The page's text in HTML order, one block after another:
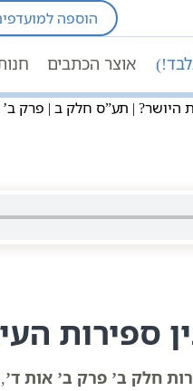
הוספה
אוצר הכתבים
וידאו בעל הסולם
היושר? | תע”ס
| תע”ס חלק ב | פרק ב’
ספירות
חלק ב’ פרק ב’ אות ד’